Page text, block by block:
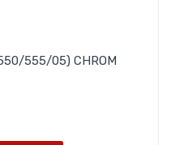
555/05) CHROM